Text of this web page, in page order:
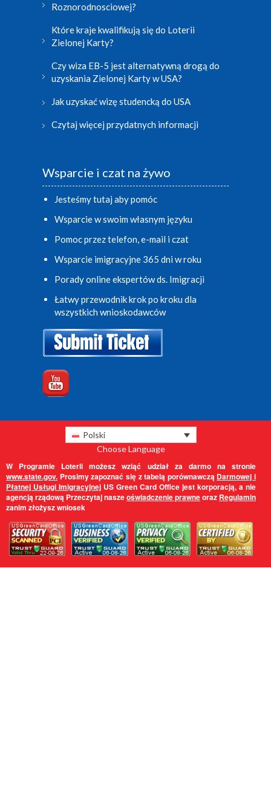
Roznorodnosciowej?
Które kraje kwalifikują się do Loterii
Zielonej Karty?
Czy wiza EB-5 jest alternatywną drogą do
uzyskania Zielonej Karty w USA?
Jak uzyskać wizę studencką do USA
Czytaj więcej przydatnych informacji
Wsparcie i czat na żywo
Jesteśmy tutaj aby pomóc
Wsparcie w swoim własnym języku
Pomoc przez telefon, e-mail i czat
Wsparcie imigracyjne 365 dni w roku
Porady online ekspertów ds. Imigracji
Łatwy przewodnik krok po kroku dla
wszystkich wnioskodawców
Polski
Choose Language
W Programie Loterii możesz wziąć udział za darmo na stronie
www.state.gov. Prosimy zapoznać się z tabelą porównawczą Darmowej i
Płatnej Usługi Imigracyjnej US Green Card Office jest korporacją, a nie
agencją rządową Przeczytaj naszeoświadczenie prawneoraz Regulamin
zanim złożysz wniosek